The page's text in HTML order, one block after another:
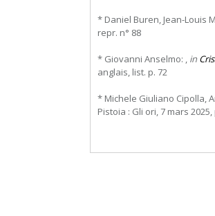
* Daniel Buren, Jean-Louis
repr. n° 88
* Giovanni Anselmo: , in
anglais, list. p. 72
* Michele Giuliano Cipolla,
Pistoia : Gli ori, 7 mars 2025,